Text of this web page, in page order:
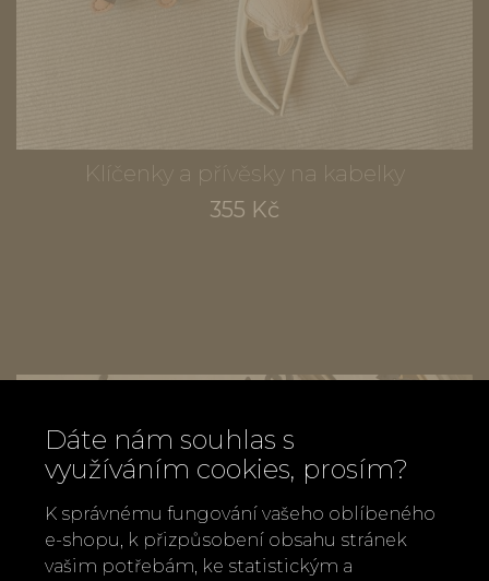
Klíčenky a přívěsky na kabelky
355 Kč
Dáte nám souhlas s
využíváním cookies, prosím?
K správnému fungování vašeho oblíbeného
e-shopu, k přizpůsobení obsahu stránek
vašim potřebám, ke statistickým a